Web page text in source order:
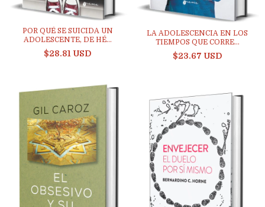
POR QUÉ SE SUICIDA UN
ADOLESCENTE, DE HÉ...
$28.81 USD
LA ADOLESCENCIA EN LOS
TIEMPOS QUE CORRE...
$23.67 USD